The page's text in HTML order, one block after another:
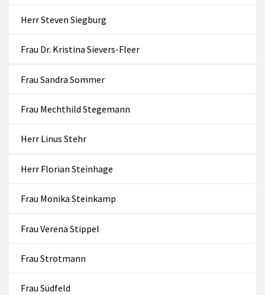
Herr Steven Siegburg
Frau Dr. Kristina Sievers-Fleer
Frau Sandra Sommer
Frau Mechthild Stegemann
Herr Linus Stehr
Herr Florian Steinhage
Frau Monika Steinkamp
Frau Verena Stippel
Frau Strotmann
Frau Südfeld